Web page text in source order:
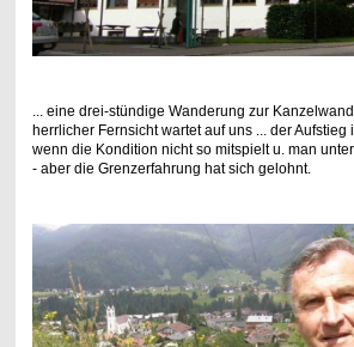
... eine drei-stündige Wanderung zur
herrlicher Fernsicht wartet auf uns ... der
wenn die Kondition nicht so mitspielt u. man
- aber die Grenzerfahrung hat sich gelohnt.